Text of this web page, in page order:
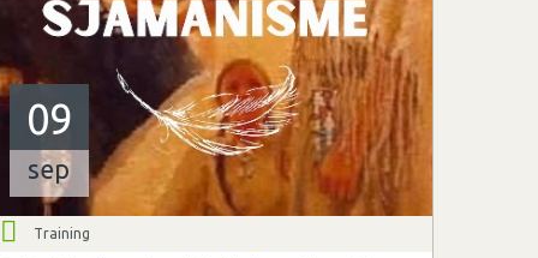
09
sep
Training